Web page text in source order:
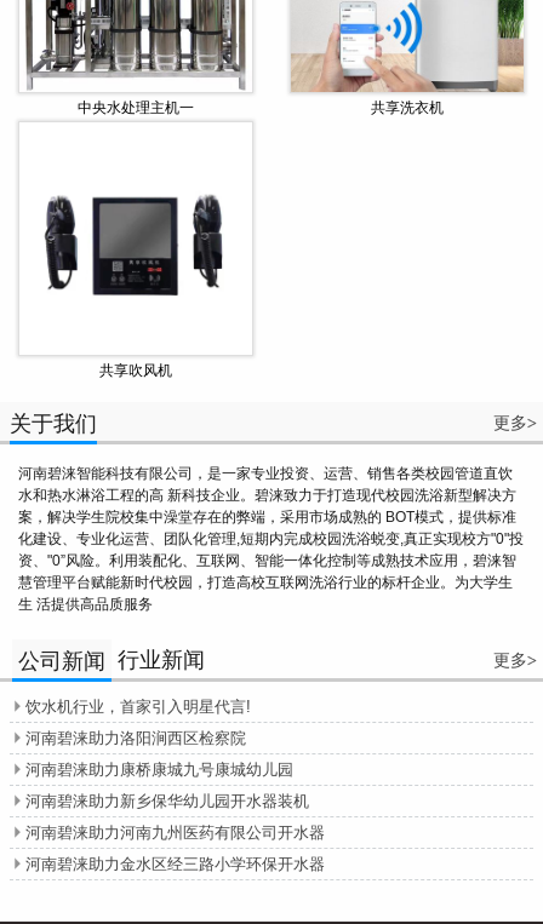
中央水处理主机一 共享洗衣机
共享吹风机
关于我们 更多>
河南碧涞智能科技有限公司，是一家专业投资、运营、销售各类校园管道直饮
水和热水淋浴工程的高 新科技企业。碧涞致力于打造现代校园洗浴新型解决方
案，解决学生院校集中澡堂存在的弊端，采用市场成熟的 BOT模式，提供标准
化建设、专业化运营、团队化管理,短期内完成校园洗浴蜕变,真正实现校方"0"投
资、"0”风险。利用装配化、互联网、智能一体化控制等成熟技术应用，碧涞智
慧管理平台赋能新时代校园，打造高校互联网洗浴行业的标杆企业。为大学生
生 活提供高品质服务
公司新闻 行业新闻 更多>
 饮水机行业，首家引入明星代言!
 河南碧涞助力洛阳涧西区检察院
 河南碧涞助力康桥康城九号康城幼儿园
 河南碧涞助力新乡保华幼儿园开水器装机
 河南碧涞助力河南九州医药有限公司开水器
 河南碧涞助力金水区经三路小学环保开水器